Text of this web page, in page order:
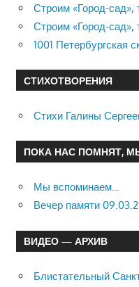
Строим «Город-сад»,
Строим «Город-сад»,
1001 Петербургская
СТИХОТВОРЕНИЯ
Стихи Галины
ПОКА НАС ПОМНЯТ,
Мы вспоминаем…
Вечер памяти
ВИДЕО — АРХИВ
Блистательный